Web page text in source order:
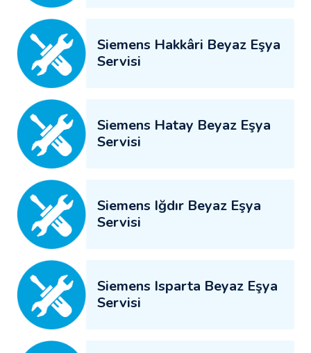
Siemens Hakkâri Beyaz Eşya
Servisi
Siemens Hatay Beyaz Eşya
Servisi
Siemens Iğdır Beyaz Eşya
Servisi
Siemens Isparta Beyaz Eşya
Servisi